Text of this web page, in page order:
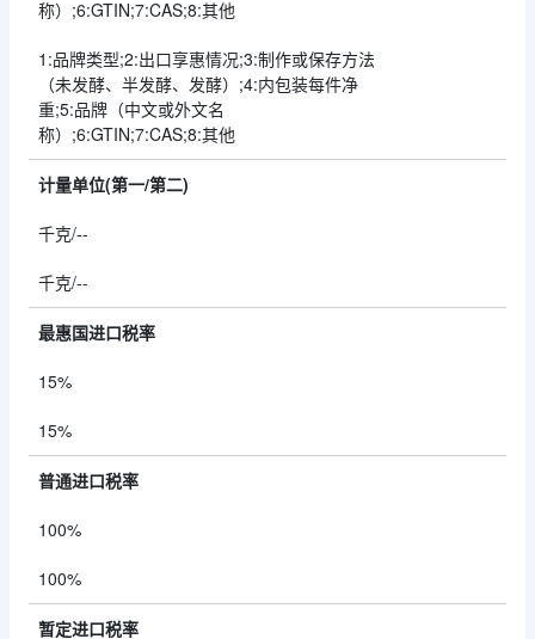
称）;6:GTIN;7:CAS;8:其他
1:品牌类型;2:出口享惠情况;3:制作或保存方法
（未发酵、半发酵、发酵）;4:内包装每件净
重;5:品牌（中文或外文名
称）;6:GTIN;7:CAS;8:其他
计量单位(第一/第二)
千克/--
千克/--
最惠国进口税率
15%
15%
普通进口税率
100%
100%
暂定进口税率